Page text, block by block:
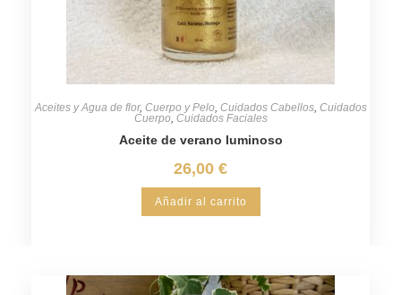
Aceites y Agua de flor, Cuerpo y Pelo, Cuidados Cabellos, Cuidados
Cuerpo, Cuidados Faciales
Aceite de verano luminoso
26,00 €
Añadir al carrito